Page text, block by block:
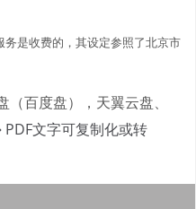
是收费的，其设定参照了北京市
百度盘），天翼云盘、
文字可复制化或转